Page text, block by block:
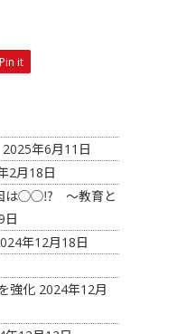
Pin it
2025年6月11日
2月18日
因は◯◯⁉ ～教育と
日
年12月18日
強化 2024年12月